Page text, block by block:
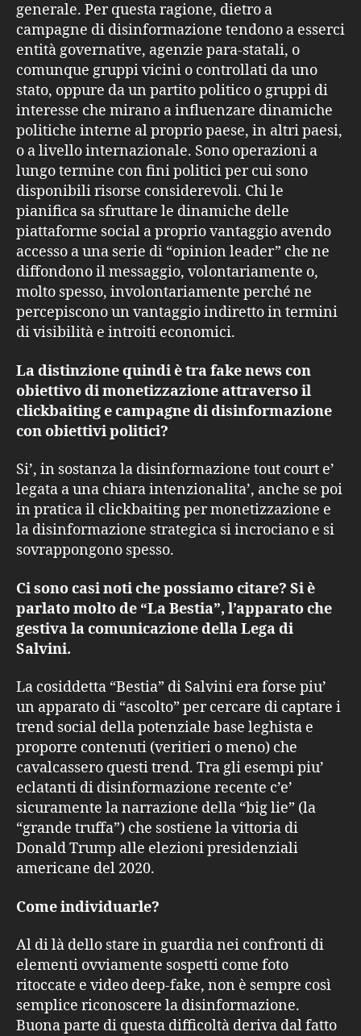
generale. Per questa ragione, dietro a
campagne di disinformazione tendono a esserci
entità governative, agenzie para-statali, o
comunque gruppi vicini o controllati da uno
stato, oppure da un partito politico o gruppi di
interesse che mirano a influenzare dinamiche
politiche interne al proprio paese, in altri paesi,
o a livello internazionale. Sono operazioni a
lungo termine con fini politici per cui sono
disponibili risorse considerevoli. Chi le
pianifica sa sfruttare le dinamiche delle
piattaforme social a proprio vantaggio avendo
accesso a una serie di “opinion leader” che ne
diffondono il messaggio, volontariamente o,
molto spesso, involontariamente perché ne
percepiscono un vantaggio indiretto in termini
di visibilità e introiti economici.
La distinzione quindi è tra fake news con
obiettivo di monetizzazione attraverso il
clickbaiting e campagne di disinformazione
con obiettivi politici?
Si’, in sostanza la disinformazione tout court e’
legata a una chiara intenzionalita’, anche se poi
in pratica il clickbaiting per monetizzazione e
la disinformazione strategica si incrociano e si
sovrappongono spesso.
Ci sono casi noti che possiamo citare? Si è
parlato molto de “La Bestia”, l’apparato che
gestiva la comunicazione della Lega di
Salvini.
La cosiddetta “Bestia” di Salvini era forse piu’
un apparato di “ascolto” per cercare di captare i
trend social della potenziale base leghista e
proporre contenuti (veritieri o meno) che
cavalcassero questi trend. Tra gli esempi piu’
eclatanti di disinformazione recente c’e’
sicuramente la narrazione della “big lie” (la
“grande truffa”) che sostiene la vittoria di
Donald Trump alle elezioni presidenziali
americane del 2020.
Come individuarle?
Al di là dello stare in guardia nei confronti di
elementi ovviamente sospetti come foto
ritoccate e video deep-fake, non è sempre così
semplice riconoscere la disinformazione.
Buona parte di questa difficoltà deriva dal fatto